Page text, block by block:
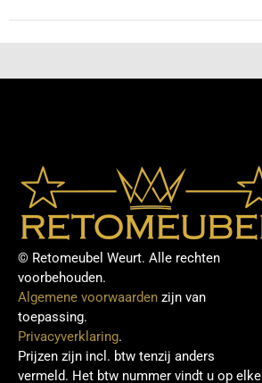
© Retomeubel Weurt. Alle rechten
voorbehouden.
Algemene voorwaarden zijn van
toepassing.
Privacyverklaring.
Prijzen zijn incl. btw tenzij anders
vermeld. Het btw nummer vindt u op elke